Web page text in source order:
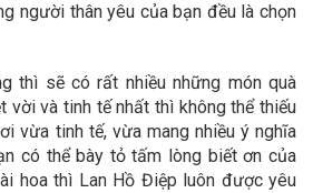
người thân yêu của bạn đều là chọn
thì sẽ có rất nhiều những món quà
vời và tinh tế nhất thì không thể thiếu
vừa tinh tế, vừa mang nhiều ý nghĩa
có thể bày tỏ tấm lòng biết ơn của
hoa thì Lan Hồ Điệp luôn được yêu